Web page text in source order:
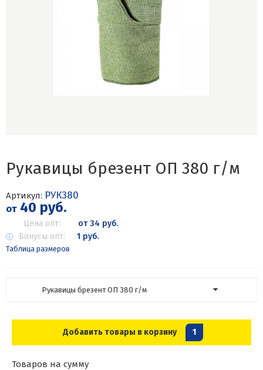
Рукавицы брезент ОП 380 г/м
Артикул: РУК380
от40 руб.
Цена опт:
от 34 руб.
Бонусы опт:
1 руб.
Таблица размеров
Рукавицы брезент ОП 380 г/м
Добавить товары в корзину 1
Товаров на сумму